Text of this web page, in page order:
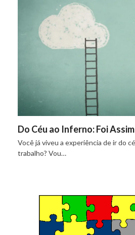
Do Céu ao Inferno: Foi
Você já viveu a experiência de ir do
trabalho? Vou…